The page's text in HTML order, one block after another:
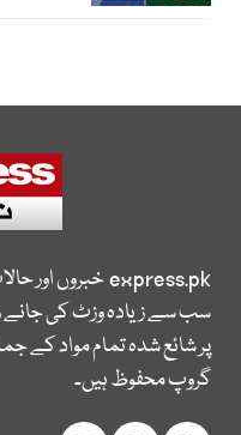
express.pkخبروں اور
سب سے زیادہ وزٹ کی
پر شائع شدہ تمام مواد کے
گروپ محفوظ ہیں۔